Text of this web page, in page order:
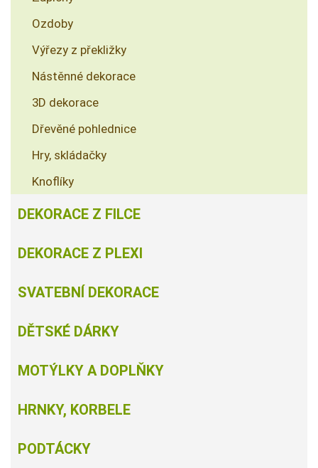
Ozdoby
Výřezy z překližky
Nástěnné dekorace
3D dekorace
Dřevěné pohlednice
Hry, skládačky
Knoflíky
DEKORACE Z FILCE
DEKORACE Z PLEXI
SVATEBNÍ DEKORACE
DĚTSKÉ DÁRKY
MOTÝLKY A DOPLŇKY
HRNKY, KORBELE
PODTÁCKY